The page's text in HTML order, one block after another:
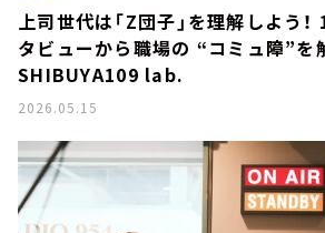
上司世代は「Z団子」を理解しよう
タビューから職場の “コミュ障”を
SHIBUYA109 lab.
2026.05.15